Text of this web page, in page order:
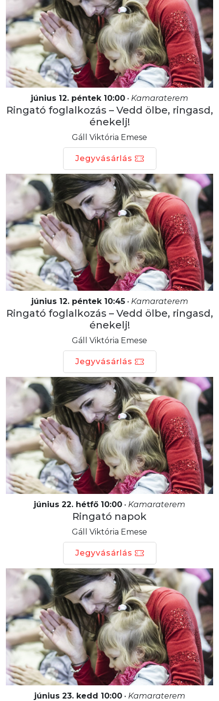
június 12. péntek 10:00 • Kamaraterem
Ringató foglalkozás – Vedd ölbe, ringasd,
énekelj!
Gáll Viktória Emese
Jegyvásárlás
június 12. péntek 10:45• Kamaraterem
Ringató foglalkozás – Vedd ölbe, ringasd,
énekelj!
Gáll Viktória Emese
Jegyvásárlás
június 22. hétfő 10:00 • Kamaraterem
Ringató napok
Gáll Viktória Emese
Jegyvásárlás
június 23. kedd 10:00• Kamaraterem